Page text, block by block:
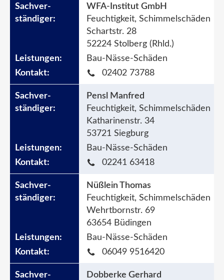
WFA-Institut GmbH
Feuchtigkeit, Schimmelschäden
Schartstr. 28
52224 Stolberg (Rhld.)
Bau-Nässe-Schäden
02402 73788
Pensl Manfred
Feuchtigkeit, Schimmelschäden
Katharinenstr. 34
53721 Siegburg
Bau-Nässe-Schäden
02241 63418
Nüßlein Thomas
Feuchtigkeit, Schimmelschäden
Wehrtbornstr. 69
63654 Büdingen
Bau-Nässe-Schäden
06049 9516420
Dobberke Gerhard